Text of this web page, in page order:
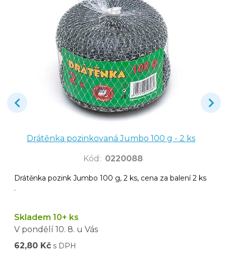
Drátěnka pozinkovaná Jumbo 100 g - 2 ks
Kód : 0220088
Drátěnka pozink Jumbo 100 g, 2 ks, cena za balení 2 ks
.
Skladem 10+ ks
V pondělí 10. 8. u Vás
62,80 Kč s DPH